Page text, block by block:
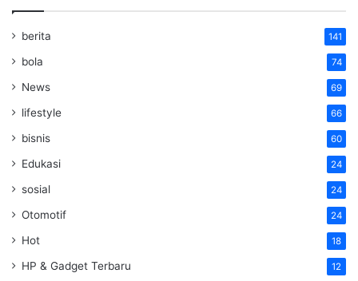
berita 141
bola 74
News 69
lifestyle 66
bisnis 60
Edukasi 24
sosial 24
Otomotif 24
Hot 18
HP & Gadget Terbaru 12